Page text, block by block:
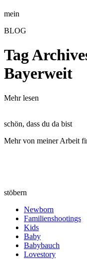
mein
BLOG
Tag
Bayerweit
Mehr lesen
schön, dass du da bist
Mehr von meiner Arbeit
stöbern
Newborn
Familienshootings
Kids
Baby
Babybauch
Lovestory